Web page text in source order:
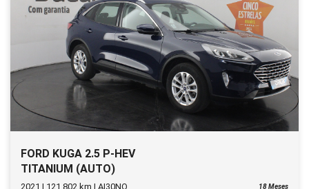
FORD KUGA 2.5 P-HEV
TITANIUM (AUTO)
2021 | 121 802 km | AI30NQ 18 Meses